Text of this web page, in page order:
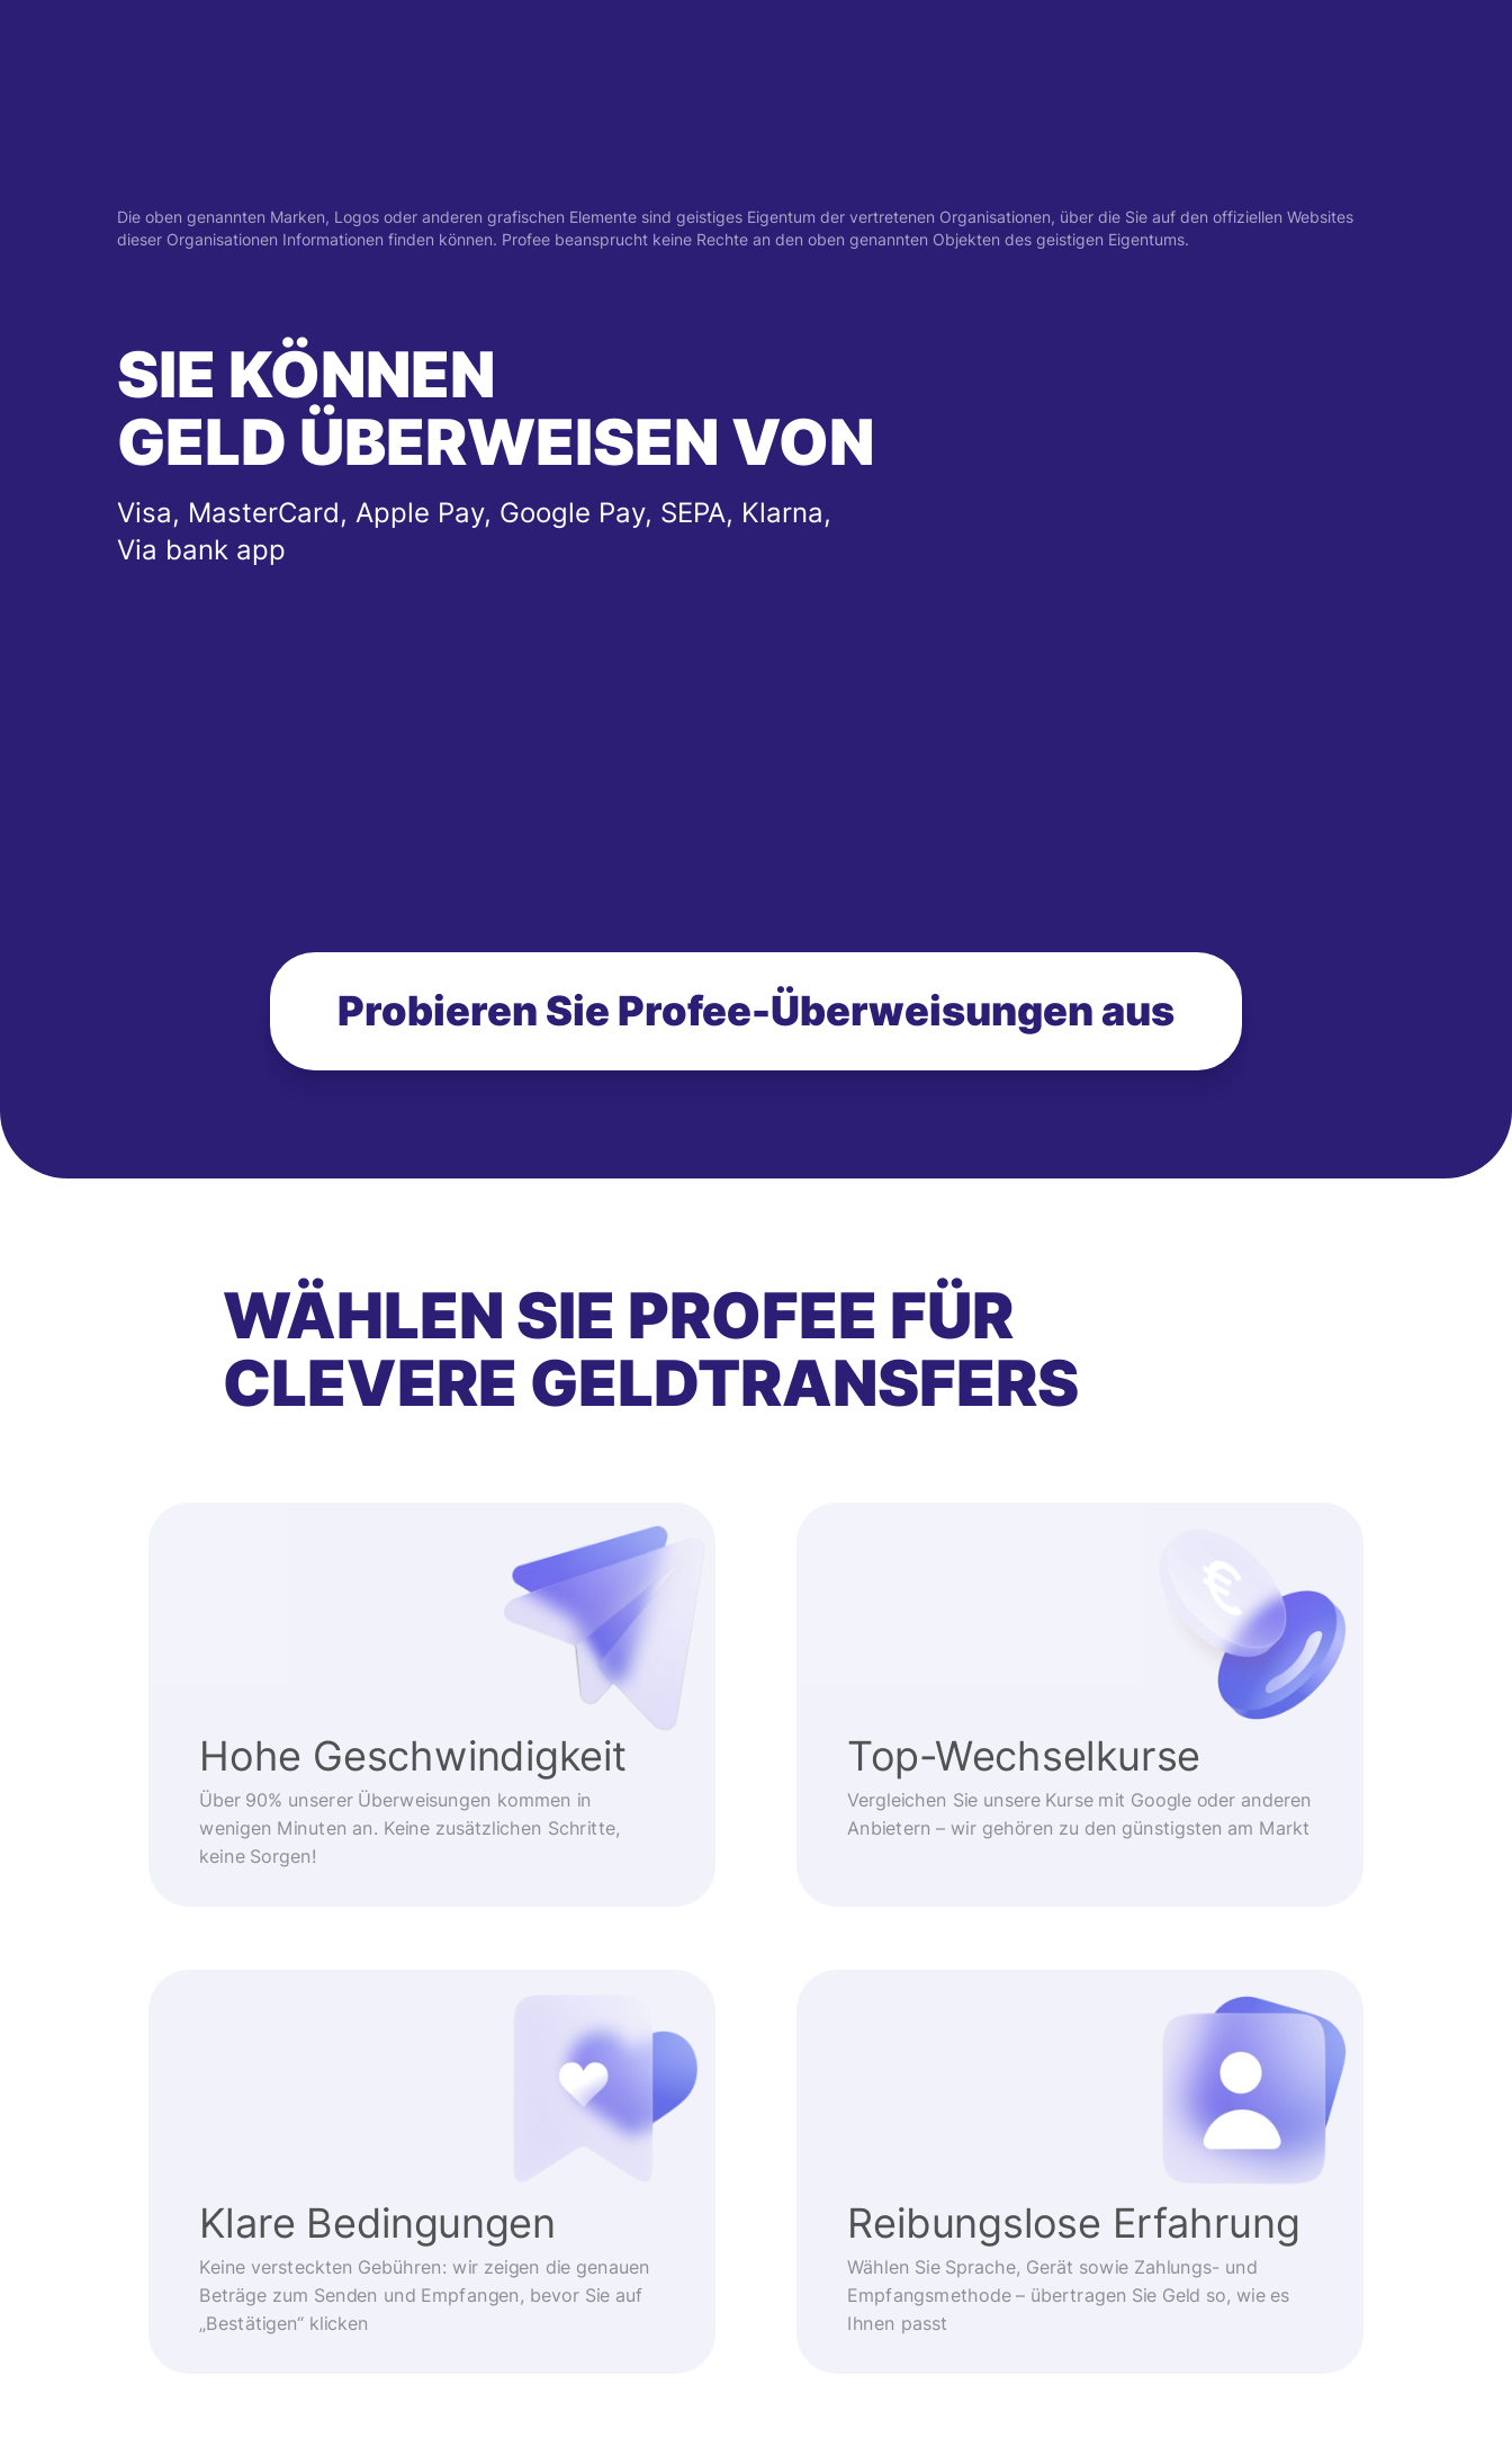
Die oben genannten Marken, Logos oder anderen grafischen Elemente sind geistiges Eigentum der vertretenen Organisationen, über die Sie auf den offiziellen Websites
dieser Organisationen Informationen finden können. Profee beansprucht keine Rechte an den oben genannten Objekten des geistigen Eigentums.
SIE KÖNNEN
GELD ÜBERWEISEN VON
Visa, MasterCard, Apple Pay, Google Pay, SEPA, Klarna,
Via bank app
Probieren Sie Profee-Überweisungen aus
WÄHLEN SIE PROFEE FÜR
CLEVERE GELDTRANSFERS
Hohe Geschwindigkeit
Über 90% unserer Überweisungen kommen in
wenigen Minuten an. Keine zusätzlichen Schritte,
keine Sorgen!
Top-Wechselkurse
Vergleichen Sie unsere Kurse mit Google oder anderen
Anbietern – wir gehören zu den günstigsten am Markt
Klare Bedingungen
Keine versteckten Gebühren: wir zeigen die genauen
Beträge zum Senden und Empfangen, bevor Sie auf
„Bestätigen“ klicken
Reibungslose Erfahrung
Wählen Sie Sprache, Gerät sowie Zahlungs- und
Empfangsmethode – übertragen Sie Geld so, wie es
Ihnen passt